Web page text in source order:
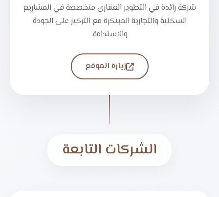
شركة رائدة في التطوير العقاري متخصصة في المشاريع
السكنية والتجارية المبتكرة مع التركيز على الجودة
والاستدامة.
زيارة الموقع
الشركات التابعة